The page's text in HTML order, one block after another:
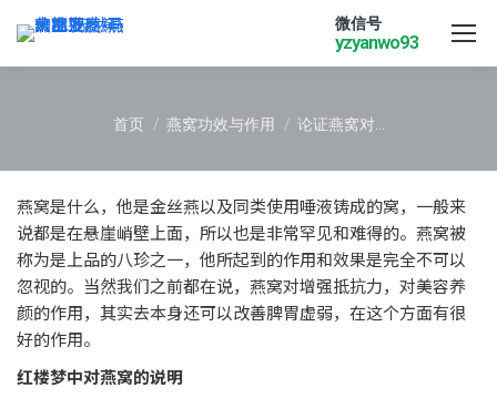
微信号
yzyanwo93
您在这里：
首页 燕窝功效与作用 论证燕窝对…
燕窝是什么，他是金丝燕以及同类使用唾液铸成的窝，一般来
说都是在悬崖峭壁上面，所以也是非常罕见和难得的。燕窝被
称为是上品的八珍之一，他所起到的作用和效果是完全不可以
忽视的。当然我们之前都在说，燕窝对增强抵抗力，对美容养
颜的作用，其实去本身还可以改善脾胃虚弱，在这个方面有很
好的作用。
红楼梦中对燕窝的说明